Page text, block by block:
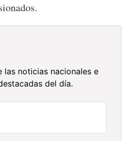
las noticias nacionales e
del día.